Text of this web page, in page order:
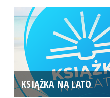
KSIĄŻKA NA LATO